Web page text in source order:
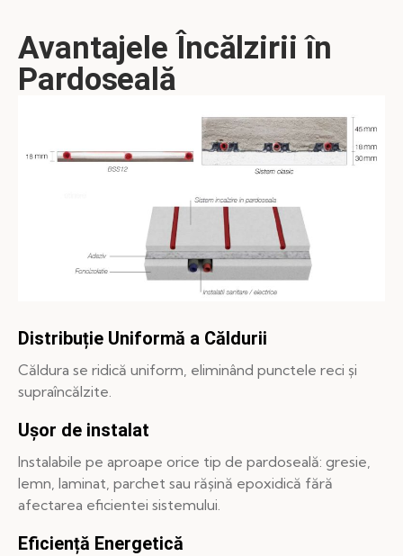
Avantajele Încălzirii în
Pardoseală
Distribuție Uniformă a Căldurii
Căldura se ridică uniform, eliminând punctele reci și
supraîncălzite.
Ușor de instalat
Instalabile pe aproape orice tip de pardoseală: gresie,
lemn, laminat, parchet sau rășină epoxidică fără
afectarea eficientei sistemului.
Eficiență Energetică